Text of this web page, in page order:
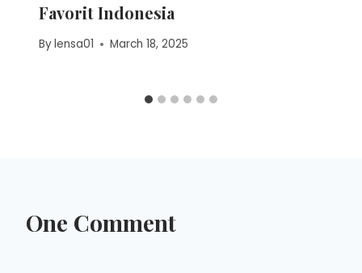
Favorit Indonesia
Bylensa01 March 18, 2025
One Comment